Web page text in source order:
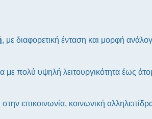
, με διαφορετική ένταση και μορφή
με πολύ υψηλή λειτουργικότητα έως
στην επικοινωνία, κοινωνική